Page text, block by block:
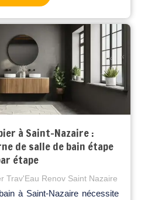
à Saint-Nazaire :
de salle de bain étape
étape
Trav'Eau Renov Saint Nazaire
à Saint-Nazaire nécessite